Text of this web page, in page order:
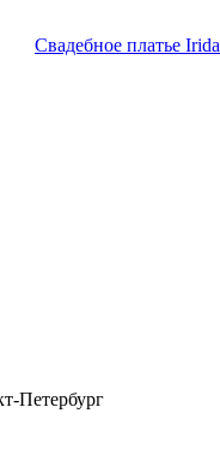
Свадебное платье Irida
Петербург